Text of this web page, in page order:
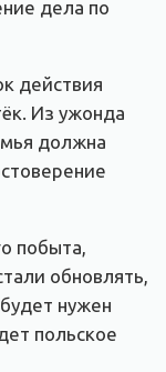
дела по
действия
Из ужонда
должна
побыта,
обновлять,
нужен
польское